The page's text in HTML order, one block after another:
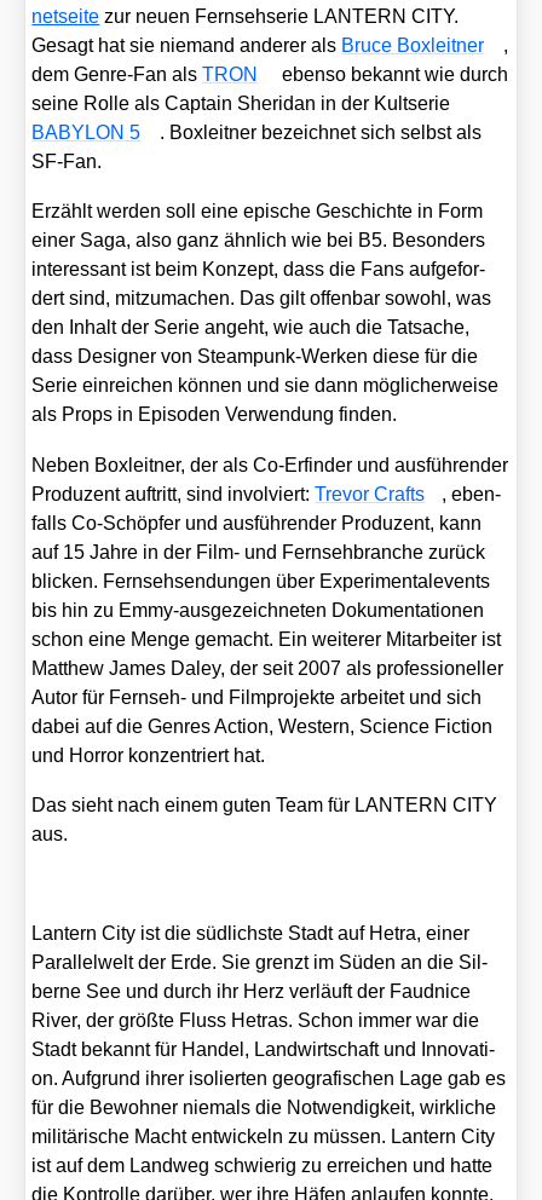
net­sei­te zur neu­en Fern­seh­se­rie LANTERN CITY.
Gesagt hat sie nie­mand ande­rer als Bruce Box­leit­ner
,
dem Gen­re-Fan alsTRON
eben­so bekannt wie durch
sei­ne Rol­le als Cap­tain Sher­i­dan in der Kult­se­rie
BABYLON 5
. Box­leit­ner bezeich­net sich selbst als
SF-Fan.
Erzählt wer­den soll eine epi­sche Geschich­te in Form
einer Saga, also ganz ähn­lich wie bei B5. Beson­ders
inter­es­sant ist beim Kon­zept, dass die Fans auf­ge­for­
dert sind, mit­zu­ma­chen. Das gilt offen­bar sowohl, was
den Inhalt der Serie angeht, wie auch die Tat­sa­che,
dass Desi­gner von Steam­punk-Wer­ken die­se für die
Serie ein­rei­chen kön­nen und sie dann mög­li­cher­wei­se
als Props in Epi­so­den Ver­wen­dung fin­den.
Neben Box­leit­ner, der als Co-Erfin­der und aus­füh­ren­der
Pro­du­zent auf­tritt, sind invol­viert:Tre­vor Crafts
, eben­
falls Co-Schöp­fer und aus­füh­ren­der Pro­du­zent, kann
auf 15 Jah­re in der Film- und Fern­seh­bran­che zurück
bli­cken. Fern­seh­sen­dun­gen über Expe­ri­men­tale­vents
bis hin zu Emmy-aus­ge­zeich­ne­ten Doku­men­ta­tio­nen
schon eine Men­ge gemacht. Ein wei­te­rer Mit­ar­bei­ter ist
Matthew James Daley, der seit 2007 als pro­fes­sio­nel­ler
Autor für Fern­seh- und Film­pro­jek­te arbei­tet und sich
dabei auf die Gen­res Action, Wes­tern, Sci­ence Fic­tion
und Hor­ror kon­zen­triert hat.
Das sieht nach einem guten Team für LANTERN CITY
aus.
Lan­tern City ist die süd­lichs­te Stadt auf Hetra, einer
Par­al­lel­welt der Erde. Sie grenzt im Süden an die Sil­
ber­ne See und durch ihr Herz ver­läuft der Faud­nice
River, der größ­te Fluss Hetras. Schon immer war die
Stadt bekannt für Han­del, Land­wirt­schaft und Inno­va­ti­
on. Auf­grund ihrer iso­lier­ten geo­gra­fi­schen Lage gab es
für die Bewoh­ner nie­mals die Not­wen­dig­keit, wirk­li­che
mili­tä­ri­sche Macht ent­wi­ckeln zu müs­sen. Lan­tern City
ist auf dem Land­weg schwie­rig zu errei­chen und hat­te
die Kon­trol­le dar­über, wer ihre Häfen anlau­fen konn­te.